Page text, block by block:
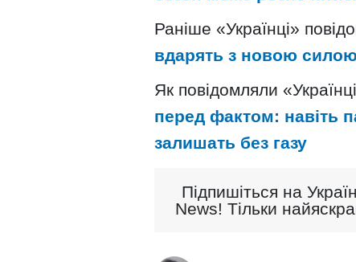
Раніше «Українці»
вдарять з новою
Як повідомляли
перед фактом: навіть
залишать без газу
Підпишіться на
News! Тільки